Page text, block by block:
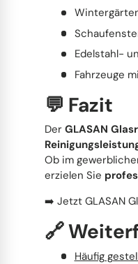
Edelstahl-
Fahrzeuge
💬 Fazit
Der GLASAN
Ob im
erzielen Sie
➡️ Jetzt GLASAN
🔗
Häufig